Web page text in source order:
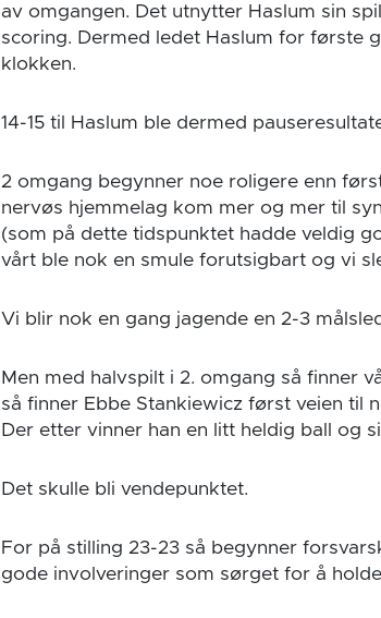
av omgangen. Det utnytter Haslum sin
scoring. Dermed ledet Haslum for første
klokken.
14-15 til Haslum ble dermed
2 omgang begynner noe roligere enn
nervøs hjemmelag kom mer og mer til
(som på dette tidspunktet hadde veldig
vårt ble nok en smule forutsigbart og vi
Vi blir nok en gang jagende en 2-3
Men med halvspilt i 2. omgang så finner
så finner Ebbe Stankiewicz først veien til
Der etter vinner han en litt heldig ball og
Det skulle bli vendepunktet.
For på stilling 23-23 så begynner
gode involveringer som sørget for å